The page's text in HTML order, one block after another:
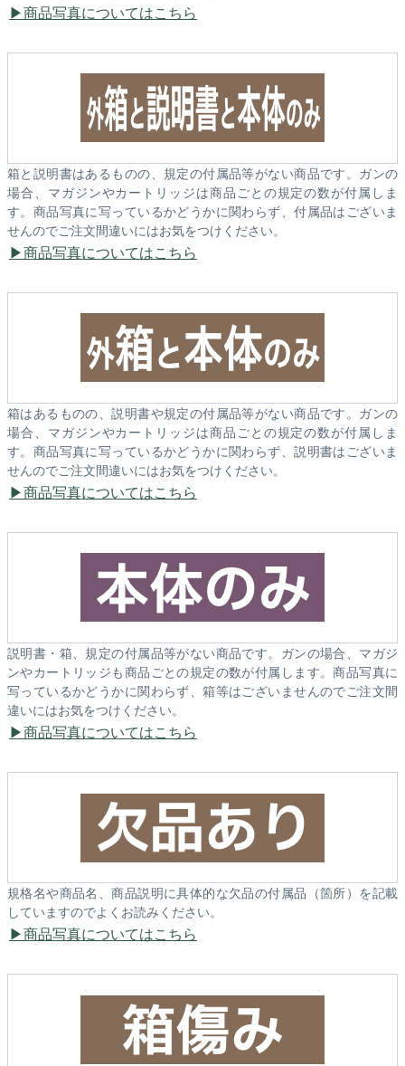
商品写真についてはこちら
箱と説明書はあるものの、規定の付属品等がない商品です。ガンの
場合、マガジンやカートリッジは商品ごとの規定の数が付属しま
す。商品写真に写っているかどうかに関わらず、付属品はございま
せんのでご注文間違いにはお気をつけください。
商品写真についてはこちら
箱はあるものの、説明書や規定の付属品等がない商品です。ガンの
場合、マガジンやカートリッジは商品ごとの規定の数が付属しま
す。商品写真に写っているかどうかに関わらず、説明書はございま
せんのでご注文間違いにはお気をつけください。
商品写真についてはこちら
説明書・箱、規定の付属品等がない商品です。ガンの場合、マガジ
ンやカートリッジも商品ごとの規定の数が付属します。商品写真に
写っているかどうかに関わらず、箱等はございませんのでご注文間
違いにはお気をつけください。
商品写真についてはこちら
規格名や商品名、商品説明に具体的な欠品の付属品（箇所）を記載
していますのでよくお読みください。
商品写真についてはこちら